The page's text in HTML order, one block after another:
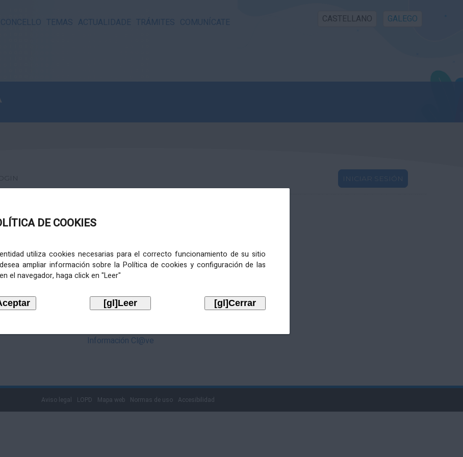
CONCELLO TEMAS ACTUALIDADE TRÁMITES COMUNÍCATE CASTELLANO GALEGO
DE COOKIES
utiliza cookies necesarias para el correcto funcionamiento de su sitio
ampliar información sobre la Política de cookies y configuración de las
el navegador, haga click en "Leer"
INICIAR SESIÓN
Cl@ve. Pulse no logotipo
Información Cl@ve
Aviso legal LOPD Mapa web Normas de uso Accesibilidad